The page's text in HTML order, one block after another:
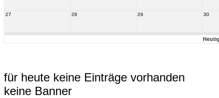
27 28 29 30
für heute keine Einträge vorhanden
keine Banner